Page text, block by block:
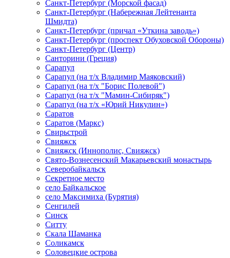
Санкт-Петербург (Морской фасад)
Санкт-Петербург (Набережная Лейтенанта
Шмидта)
Санкт-Петербург (причал «Уткина заводь»)
Санкт-Петербург (проспект Обуховской Обороны)
Санкт-Петербург (Центр)
Санторини (Греция)
Сарапул
Сарапул (на т/х Владимир Маяковский)
Сарапул (на т/х "Борис Полевой")
Сарапул (на т/х "Мамин-Сибиряк")
Сарапул (на т/х «Юрий Никулин»)
Саратов
Саратов (Маркс)
Свирьстрой
Свияжск
Свияжск (Иннополис, Свияжск)
Свято-Вознесенский Макарьевский монастырь
Северобайкальск
Секретное место
село Байкальское
село Максимиха (Бурятия)
Сенгилей
Синск
Ситту
Скала Шаманка
Соликамск
Соловецкие острова